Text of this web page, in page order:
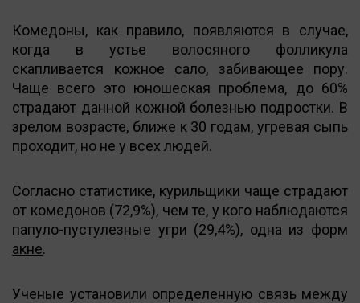
Комедоны, как правило, появляются в случае,
когда в устье волосяного фолликула
скапливается кожное сало, забивающее пору.
Чаще всего это юношеская проблема, до 60%
страдают данной кожной болезнью подростки. В
зрелом возрасте, ближе к 30 годам, угревая сыпь
проходит, но не у всех людей.
Согласно статистике, курильщики чаще страдают
от комедонов (72,9%), чем те, у кого наблюдаются
папуло-пустулезные угри (29,4%), одна из форм
акне.
Ученые установили определенную связь между